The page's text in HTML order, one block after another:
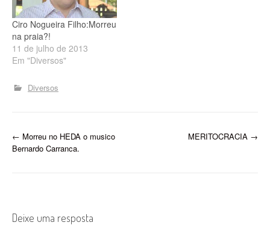
Ciro Nogueira Filho:Morreu
na praia?!
11 de julho de 2013
Em "Diversos"
Diversos
P
n
← Morreu no HEDA o musico
Bernardo Carranca.
MERITOCRACIA →
Deixe uma resposta